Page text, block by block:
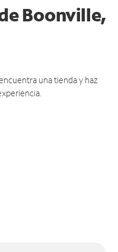
Boonville,
una tienda y haz